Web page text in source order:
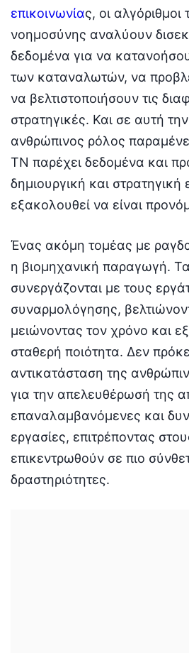
επικοινωνίας, οι αλγόριθμοι
νοημοσύνης αναλύουν
δεδομένα για να
των καταναλωτών, να
να βελτιστοποιήσουν τις
στρατηγικές. Και σε αυτή
ανθρώπινος ρόλος
ΤΝ παρέχει δεδομένα και
δημιουργική και στρατηγική
εξακολουθεί να είναι
Ένας ακόμη τομέας με
η βιομηχανική παραγωγή.
συνεργάζονται με τους
συναρμολόγησης,
μειώνοντας τον χρόνο και
σταθερή ποιότητα. Δεν
αντικατάσταση της
για την απελευθέρωσή της
επαναλαμβανόμενες και
εργασίες, επιτρέποντας
επικεντρωθούν σε πιο
δραστηριότητες.